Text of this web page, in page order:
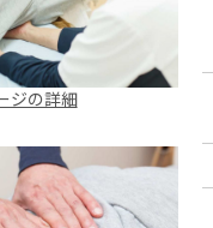
ジの詳細